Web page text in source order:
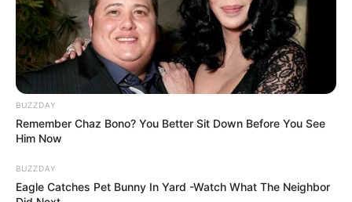
പോസ്റ്റ്മോർട്ടത്തിന് ശേഷമേ ഇക്കാര്യം
സ്ഥിരീകരിക്കാനാകൂ. മൃതദേഹം കണ്ടെത്തിയ
സ്ഥലത്ത് മൂഴിയാർ പൊലീസ് പരിശോധന
ആരംഭിച്ചിട്ടുണ്ട്.
യുവതി സംഭവസ്ഥലത്ത് എത്തിയത്
എങ്ങനെയെന്നത് ഉൾപ്പെടെയുള്ള എല്ലാ വശങ്ങളും
പൊലീസ് പരിശോധിച്ചുവരികയാണ്. സമീപ
പ്രദേശങ്ങളിലെ സിസിടിവി ദൃശ്യങ്ങൾ പൊലീസ്
BUZZDAY
Remember Chaz Bono? You Better Sit Down Before You See
Him Now
BUZZDAY
Eagle Catches Pet Bunny In Yard -Watch What The Neighbor